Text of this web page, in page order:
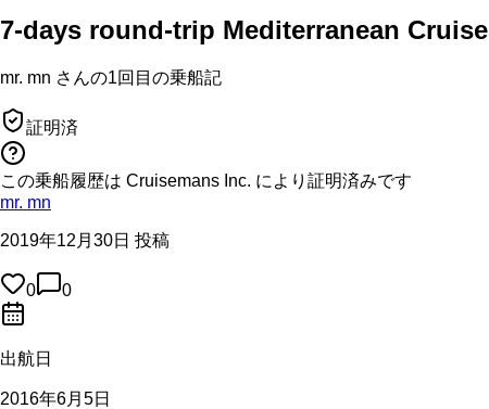
7-days round-trip Mediterranean Cruise
mr. mn さんの1回目の乗船記
証明済
この乗船履歴は Cruisemans Inc. により証明済みです
mr. mn
2019年12月30日 投稿
0 0
出航日
2016年6月5日